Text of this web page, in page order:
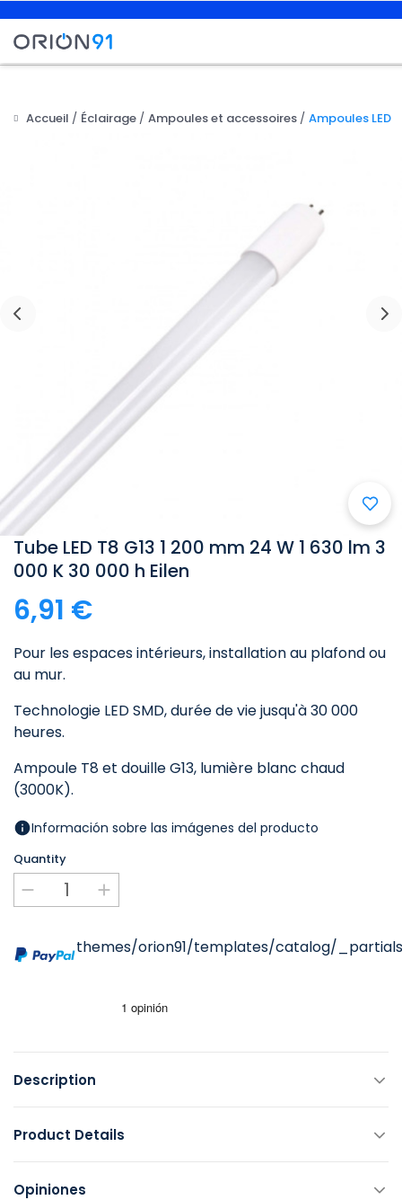
Accueil Éclairage Ampoules et accessoires Ampoules LED
Tube LED T8 G13 1 200 mm 24 W 1 630 lm 3
000 K 30 000 h Eilen
6,91 €
Pour les espaces intérieurs, installation au plafond ou
au mur.
Technologie LED SMD, durée de vie jusqu'à 30 000
heures.
Ampoule T8 et douille G13, lumière blanc chaud
(3000K).
Información sobre las imágenes del producto
Quantity
themes/orion91/templates/catalog/
Description
Product Details
Opiniones